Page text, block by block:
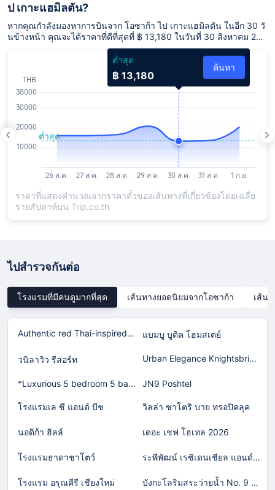
ป เกาะแฮมิลตัน?
หากคุณกำลังมองหาการบินจาก โอซาก้า ไป เกาะแฮมิลตัน ในอีก 30 วั
นข้างหน้า คุณจะได้ราคาที่ดีที่สุดที่ ฿ 13,180 ในวันที่ 30 สิงหาคม 256
ต่ำสุด
฿ 13,180
ค้นหา
ราคาที่แสดงคำนวณจากราคาตั๋วของเส้นทางที่เกี่ยวข้องโดยเฉลี่ย
รายสัปดาห์บน Trip.co.th
ไปสำรวจกันต่อ
โรงแรมที่มีคนดูมากที่สุด เส้นทางยอดนิยมจากโอซาก้า เส้น
Authentic red Thai-inspired home in Laguna! แบมบู บูติค โฮมสเตย์
วนิลาวิว รีสอร์ท Urban Elegance Knightsbridge BTS Bearing
*Luxurious 5 bedroom 5 bathroom Gym Views v138 JN9 Poshtel
โรงแรมเล ซี แอนด์ บีช วิลล่า ซาโตริ บาย ทรอปิคลุค
นอดิก้า ฮิลล์ เดอะ เชฟ โฮเทล 2026
โรงแรมธาดาชาโตว์ ระพีพัฒน์ เรซิเดนเชียล แอนด์ รีสอร์ท
โรงแรม อรุณคีรี เชียงใหม่ บังกะโลริมสระว่ายน้ำ No. 9 (วอกตั้ม)